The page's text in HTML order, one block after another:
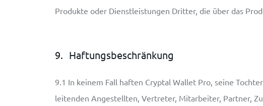
Produkte oder Dienstleistungen Dritter, die über das
9. Haftungsbeschränkung
9.1 In keinem Fall haften Cryptal Wallet Pro, seine
leitenden Angestellten, Vertreter, Mitarbeiter, Partner,